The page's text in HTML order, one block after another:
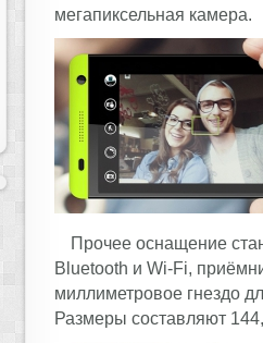
мегапиксельная камера.
Прочее оснащение
Bluetooth и Wi-Fi,
миллиметровое гнездо
Размеры составляют